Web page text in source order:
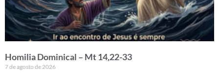
Homilia Dominical – Mt 14,22-33
7 de agosto de 2026